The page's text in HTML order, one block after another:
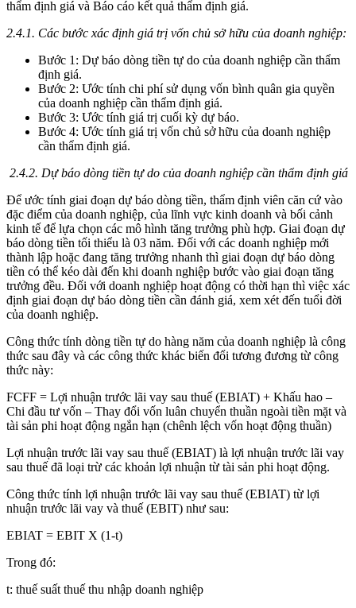
thẩm định giá và Báo cáo kết quả thẩm định giá.
2.4.1. Các bước xác định giá trị vốn chủ sở hữu của doanh nghiệp:
Bước 1: Dự báo dòng tiền tự do của doanh nghiệp cần thẩm
định giá.
Bước 2: Ước tính chi phí sử dụng vốn bình quân gia quyền
của doanh nghiệp cần thẩm định giá.
Bước 3: Ước tính giá trị cuối kỳ dự báo.
Bước 4: Ước tính giá trị vốn chủ sở hữu của doanh nghiệp
cần thẩm định giá.
2.4.2. Dự báo dòng tiền tự do của doanh nghiệp cần thẩm định giá
Để ước tính giai đoạn dự báo dòng tiền, thẩm định viên căn cứ vào
đặc điểm của doanh nghiệp, của lĩnh vực kinh doanh và bối cảnh
kinh tế để lựa chọn các mô hình tăng trưởng phù hợp. Giai đoạn dự
báo dòng tiền tối thiểu là 03 năm. Đối với các doanh nghiệp mới
thành lập hoặc đang tăng trưởng nhanh thì giai đoạn dự báo dòng
tiền có thể kéo dài đến khi doanh nghiệp bước vào giai đoạn tăng
trưởng đều. Đối với doanh nghiệp hoạt động có thời hạn thì việc xác
định giai đoạn dự báo dòng tiền cần đánh giá, xem xét đến tuổi đời
của doanh nghiệp.
Công thức tính dòng tiền tự do hàng năm của doanh nghiệp là công
thức sau đây và các công thức khác biến đổi tương đương từ công
thức này:
FCFF = Lợi nhuận trước lãi vay sau thuế (EBIAT) + Khấu hao –
Chi đầu tư vốn – Thay đổi vốn luân chuyển thuần ngoài tiền mặt và
tài sản phi hoạt động ngắn hạn (chênh lệch vốn hoạt động thuần)
Lợi nhuận trước lãi vay sau thuế (EBIAT) là lợi nhuận trước lãi vay
sau thuế đã loại trừ các khoản lợi nhuận từ tài sản phi hoạt động.
Công thức tính lợi nhuận trước lãi vay sau thuế (EBIAT) từ lợi
nhuận trước lãi vay và thuế (EBIT) như sau:
EBIAT = EBIT X (1-t)
Trong đó:
t: thuế suất thuế thu nhập doanh nghiệp